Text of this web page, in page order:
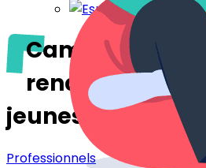
Camping :
rendre attirant
jeunes ?
Professionnels